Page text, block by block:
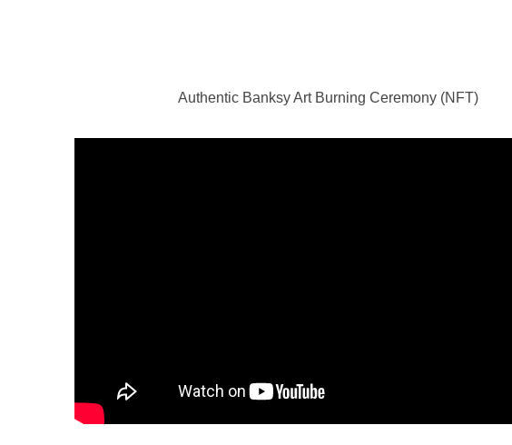
Authentic Banksy Art Burning Ceremony (NFT)